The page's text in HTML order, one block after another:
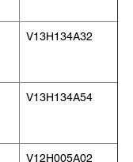
V13H134A32
V13H134A54
V12H005A02